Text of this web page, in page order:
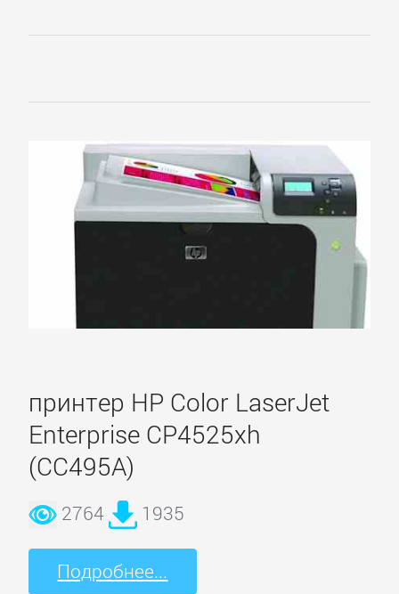
принтер HP Color LaserJet
Enterprise CP4525xh
(CC495A)
2764 1935
Подробнее...